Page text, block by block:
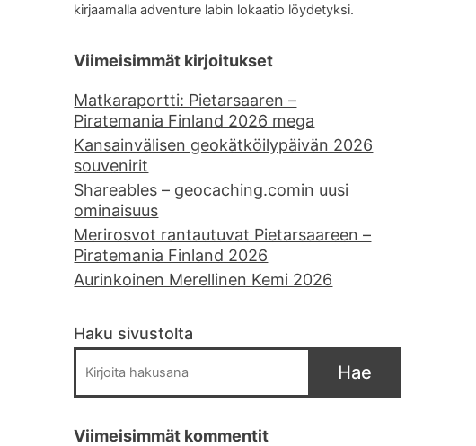
kirjaamalla adventure labin lokaatio löydetyksi.
Viimeisimmät kirjoitukset
Matkaraportti: Pietarsaaren –
Piratemania Finland 2026 mega
Kansainvälisen geokätköilypäivän 2026
souvenirit
Shareables – geocaching.comin uusi
ominaisuus
Merirosvot rantautuvat Pietarsaareen –
Piratemania Finland 2026
Aurinkoinen Merellinen Kemi 2026
Haku sivustolta
Hae
Viimeisimmät kommentit